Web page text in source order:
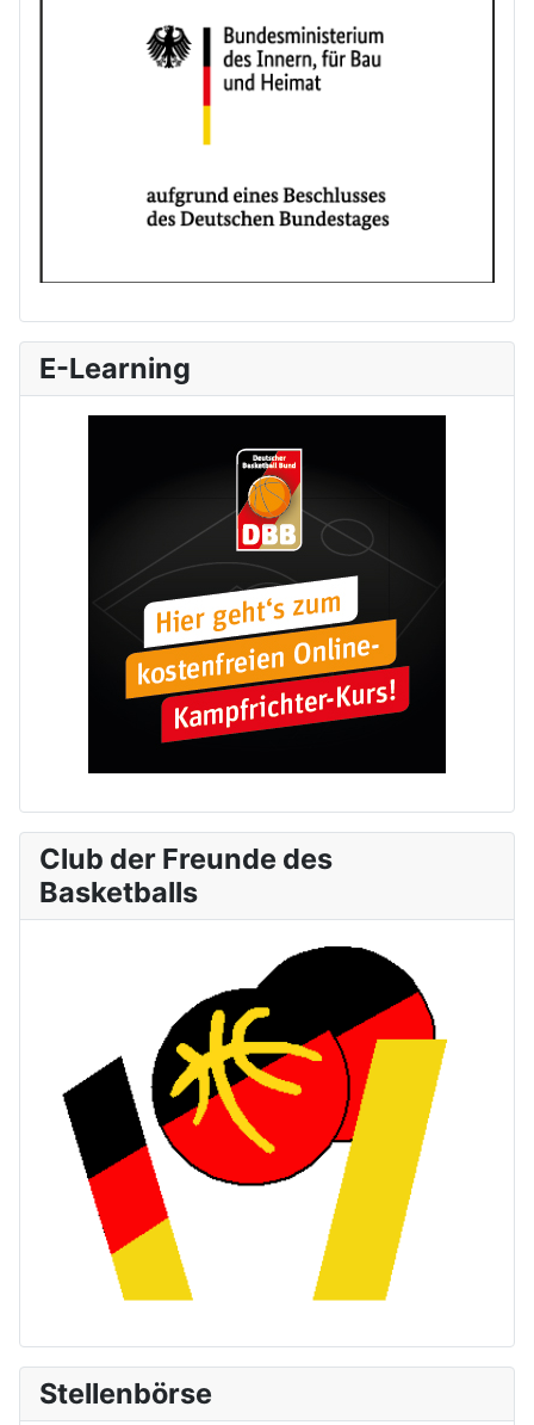
E-Learning
Club der Freunde des
Basketballs
Stellenbörse